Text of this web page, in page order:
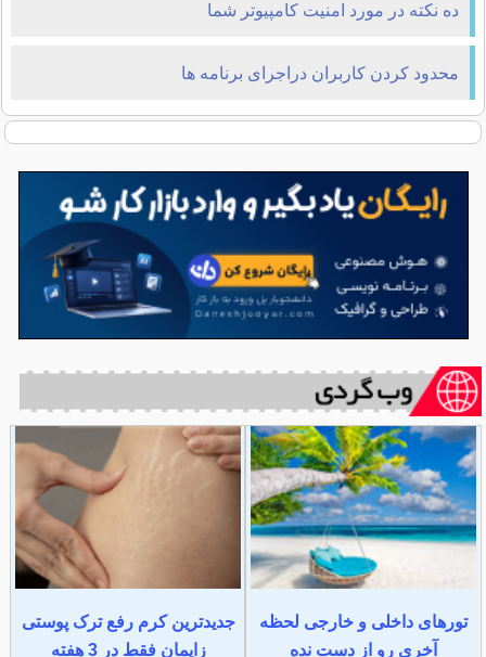
ده نكته در مورد امنيت كامپيوتر شما
محدود کردن کاربران دراجرای برنامه ها
تورهای داخلی و خارجی لحظه
آخری رو از دست نده
جدیدترین کرم رفع ترک پوستی
زایمان فقط در 3 هفته